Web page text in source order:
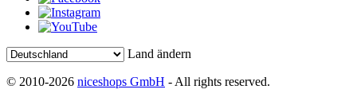
Land ändern
© 2010-2026 niceshops GmbH - All rights reserved.